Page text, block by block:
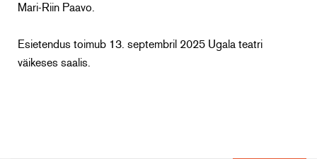
Mari-Riin Paavo.
Esietendus toimub 13. septembril 2025 Ugala teatri
väikeses saalis.